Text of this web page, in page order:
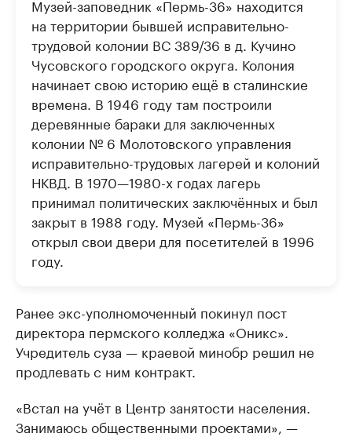
Музей-заповедник «Пермь-36» находится
на территории бывшей исправительно-
трудовой колонии ВС 389/36 в д. Кучино
Чусовского городского округа. Колония
начинает свою историю ещё в сталинские
времена. В 1946 году там построили
деревянные бараки для заключенных
колонии № 6 Молотовского управления
исправительно-трудовых лагерей и колоний
НКВД. В 1970—1980-х годах лагерь
принимал политических заключённых и был
закрыт в 1988 году. Музей «Пермь-36»
открыл свои двери для посетителей в 1996
году.
Ранее экс-уполномоченный покинул пост
директора пермского колледжа «Оникс».
Учредитель суза — краевой минобр решил не
продлевать с ним контракт.
«Встал на учёт в Центр занятости населения.
Занимаюсь общественными проектами», —